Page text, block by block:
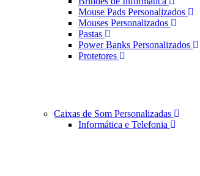
Mouse Pads Personalizados
Mouses Personalizados
Pastas
Power Banks Personalizados
Protetores
Caixas de Som Personalizadas
Informática e Telefonia